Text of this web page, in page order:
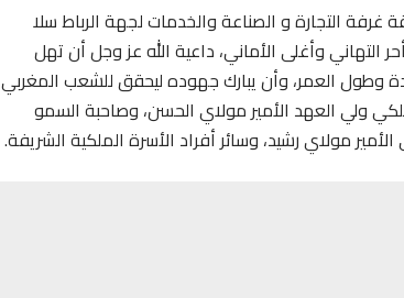
غرفة التجارة و الصناعة والخدمات لجهة الرباط سلا
التهاني وأغلى الأماني، داعية الله عز وجل أن تهل
وطول العمر، وأن يبارك جهوده ليحقق للشعب المغربي
ولي العهد الأمير مولاي الحسن، وصاحبة السمو
مولاي رشيد، وسائر أفراد الأسرة الملكية الشريفة.